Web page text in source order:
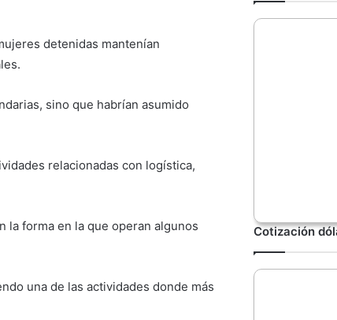
detenidas mantenían
sino que habrían asumido
relacionadas con logística,
la forma en la que operan algunos
una de las actividades donde más
Cotización